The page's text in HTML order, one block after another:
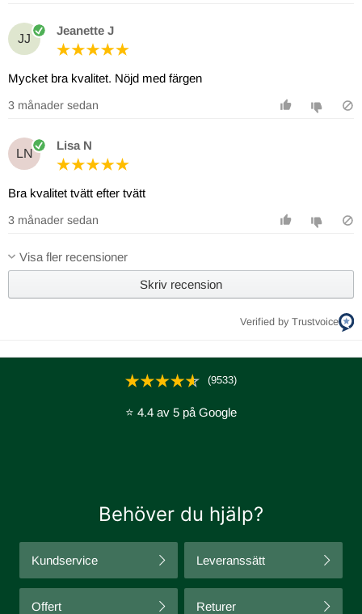
JJ
Jeanette J
Mycket bra kvalitet. Nöjd med färgen
3 månader sedan
LN
Lisa N
Bra kvalitet tvätt efter tvätt
3 månader sedan
Visa fler recensioner
Skriv recension
Verified by Trustvoice
(9533)
⭐ 4.4 av 5 på Google
Behöver du hjälp?
Kundservice Leveranssätt
Offert Returer